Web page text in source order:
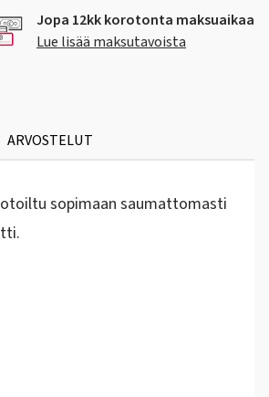
Jopa 12kk korotonta maksuaikaa
Lue lisää maksutavoista
ARVOSTELUT
sopimaan saumattomasti